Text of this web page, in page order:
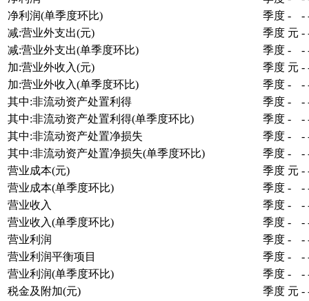
净利润(单季度环比)
季度 - -
减:营业外支出(元)
季度 元 -
减:营业外支出(单季度环比)
季度 - -
加:营业外收入(元)
季度 元 -
加:营业外收入(单季度环比)
季度 - -
其中:非流动资产处置利得
季度 - -
其中:非流动资产处置利得(单季度环比)
季度 - -
其中:非流动资产处置净损失
季度 - -
其中:非流动资产处置净损失(单季度环比)
季度 - -
营业成本(元)
季度 元 -
营业成本(单季度环比)
季度 - -
营业收入
季度 - -
营业收入(单季度环比)
季度 - -
营业利润
季度 - -
营业利润平衡项目
季度 - -
营业利润(单季度环比)
季度 - -
税金及附加(元)
季度 元 -